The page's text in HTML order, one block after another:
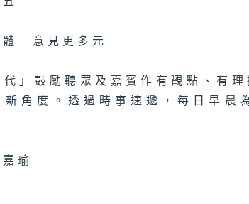
體 意見更多元
代」鼓勵聽眾及嘉賓作有觀點、有
新角度。透過時事速遞，每日早晨
瑜